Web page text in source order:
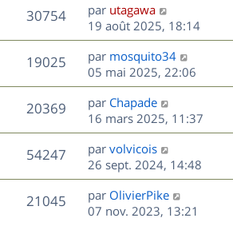
30754V
u
s
D
e
r
n
i
e
r
m
e
s
s
a
g
e
par utagawa
19 août 2025, 18:14
19025V
u
s
D
e
r
n
i
e
r
m
e
s
s
par mosquito34
05 mai 2025, 22:06
20369V
u
D
e
r
n
i
e
r
m
par Chapade
16 mars 2025, 11:37
54247V
u
D
e
r
n
i
par volvicois
26 sept. 2024, 14:48
21045V
D
e
par OlivierPike
07 nov. 2023, 13:21